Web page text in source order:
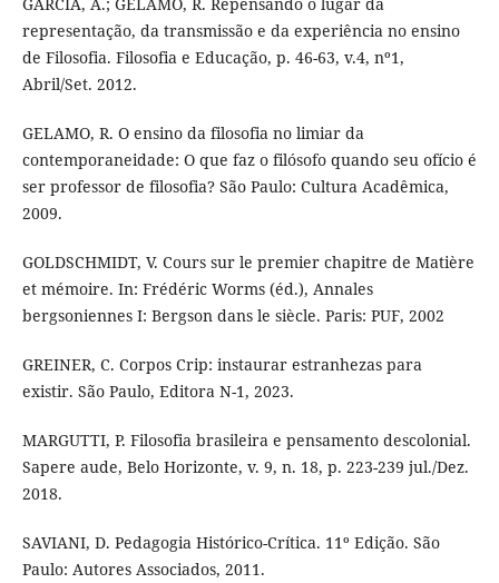
representação, da transmissão e da experiência no ensino
de Filosofia. Filosofia e Educação, p. 46-63, v.4, nº1,
Abril/Set. 2012.
GELAMO, R. O ensino da filosofia no limiar da
contemporaneidade: O que faz o filósofo quando seu ofício é
ser professor de filosofia? São Paulo: Cultura Acadêmica,
2009.
GOLDSCHMIDT, V. Cours sur le premier chapitre de Matière
et mémoire. In: Frédéric Worms (éd.), Annales
bergsoniennes I: Bergson dans le siècle. Paris: PUF, 2002
GREINER, C. Corpos Crip: instaurar estranhezas para
existir. São Paulo, Editora N-1, 2023.
MARGUTTI, P. Filosofia brasileira e pensamento descolonial.
Sapere aude, Belo Horizonte, v. 9, n. 18, p. 223-239 jul./Dez.
2018.
SAVIANI, D. Pedagogia Histórico-Crítica. 11º Edição. São
Paulo: Autores Associados, 2011.